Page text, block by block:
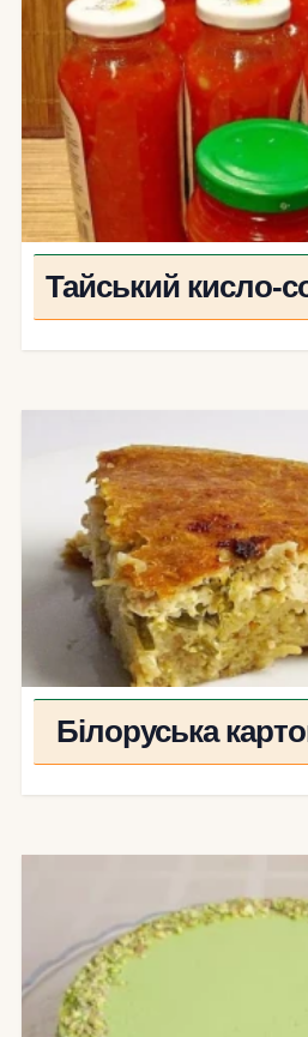
Тайський кисло-
Білоруська